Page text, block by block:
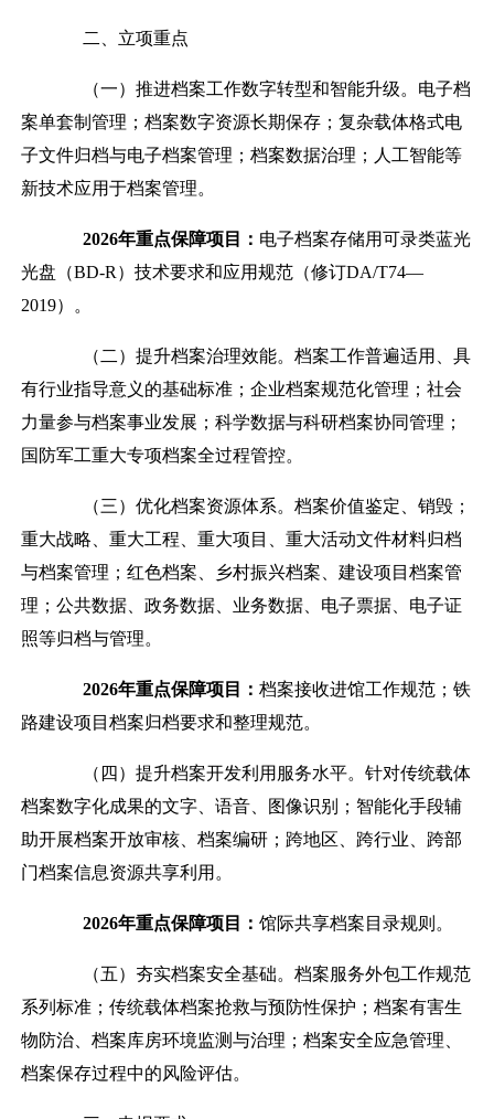
二、立项重点
（一）推进档案工作数字转型和智能升级。 电子档
案单套制管理；档案数字资源长期保存；复杂载体格式电
子文件归档与电子档案管理；档案数据治理；人工智能等
新技术应用于档案管理。
2026年重点保障项目： 电子档案存储用可录类蓝光
光盘（BD-R ）技术要求和应用规范（修订DA/T74—
2019）。
（二）提升档案治理效能。 档案工作普遍适用、具
有行业指导意义的基础标准；企业档案规范化管理；社会
力量参与档案事业发展；科学数据与科研档案协同管理；
国防军工重大专项档案全过程管控。
（三）优化档案资源体系。 档案价值鉴定、销毁；
重大战略、重大工程、重大项目、重大活动文件材料归档
与档案管理；红色档案、乡村振兴档案、建设项目档案管
理；公共数据、 政务数据、 业务数据、电子票据、电子证
照等归档与管理。
2026年重点保障项目： 档案接收进馆工作规范；铁
路建设项目档案归档要求和整理规范。
（四）提升档案开发利用服务水平。 针对传统载体
档案数字化成果的文字、语音、图像识别；智能化手段辅
助开展档案开放审核、档案编研；跨地区、跨行业、跨部
门档案信息资源共享利用。
2026年重点保障项目： 馆际共享档案目录规则。
（五）夯实档案安全基础。 档案服务外包工作规范
系列标准； 传统载体档案抢救与预防性保护；档案有害生
物防治、档案库房环境监测与治理；档案安全应急管理、
档案保存过程中的风险评估。